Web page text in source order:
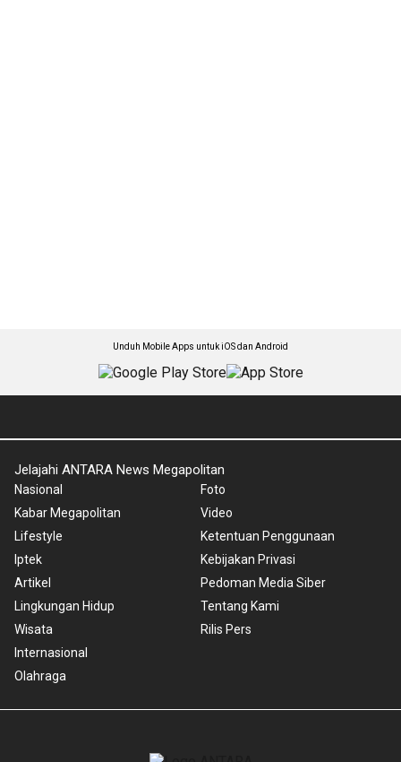
Unduh Mobile Apps untuk iOS dan Android
Jelajahi ANTARA News Megapolitan
Nasional
Kabar Megapolitan
Lifestyle
Iptek
Artikel
Lingkungan Hidup
Wisata
Internasional
Olahraga
Foto
Video
Ketentuan Penggunaan
Kebijakan Privasi
Pedoman Media Siber
Tentang Kami
Rilis Pers